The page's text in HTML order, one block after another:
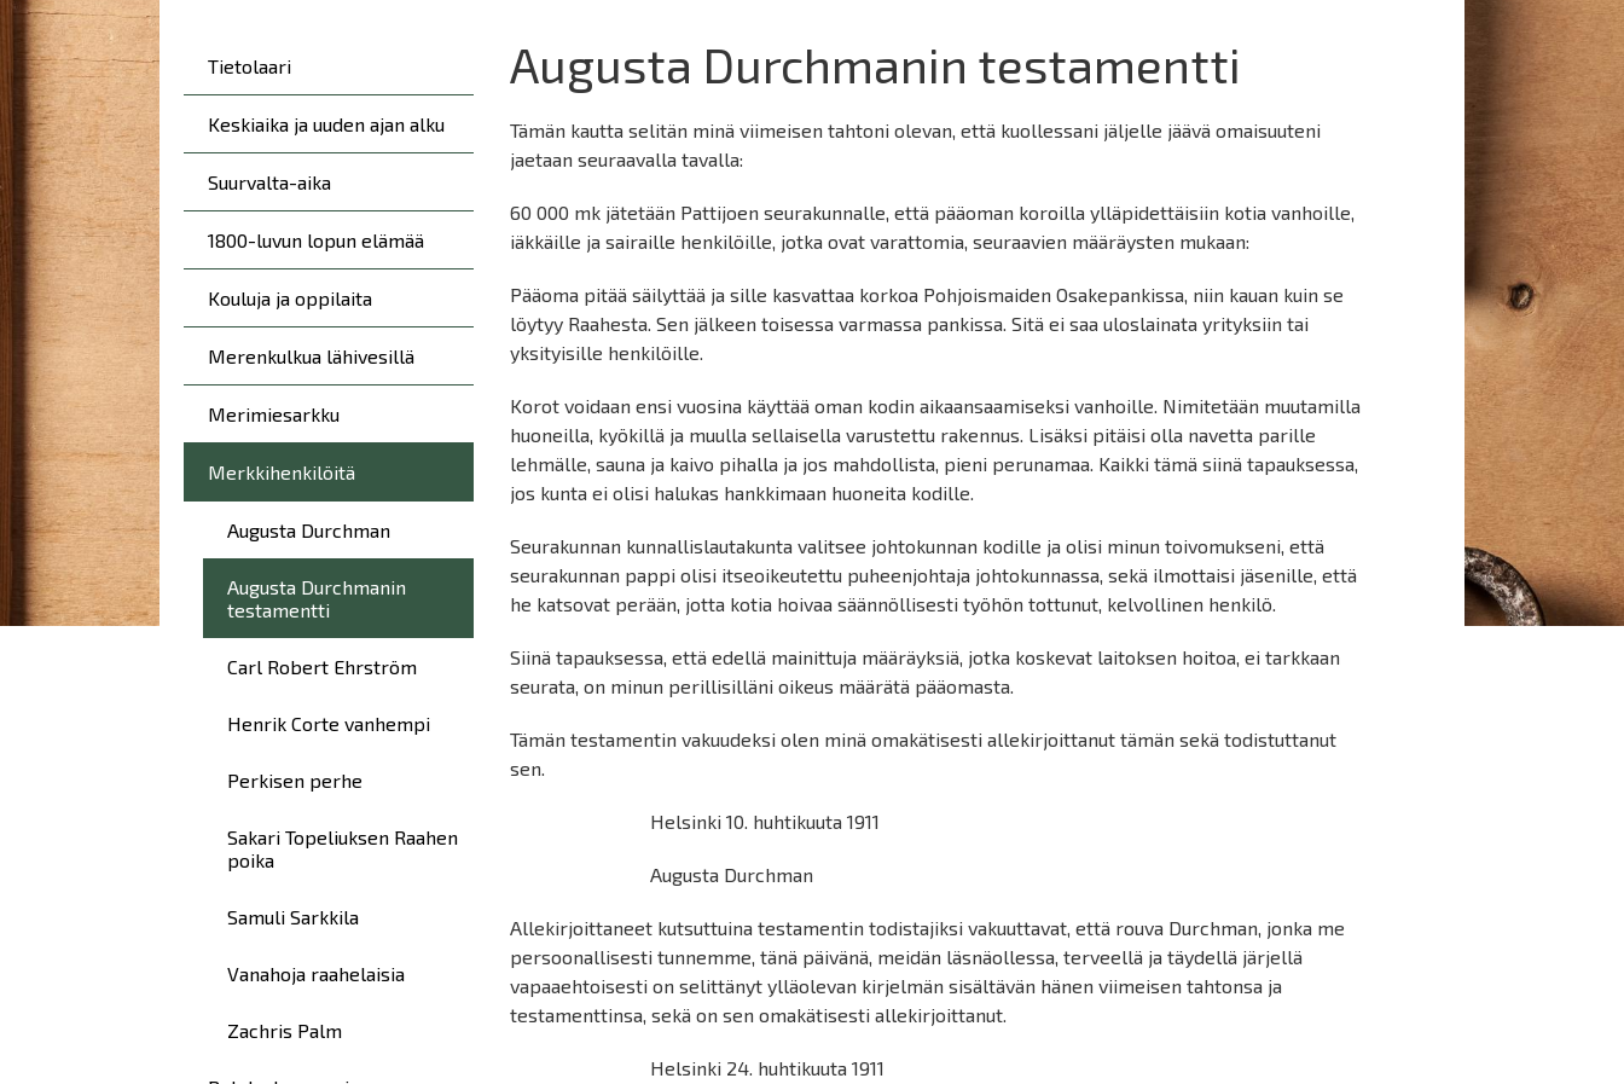
Päävalikko
Tietolaari
Keskiaika ja uuden ajan alku
Suurvalta-aika
1800-luvun lopun elämää
Kouluja ja oppilaita
Merenkulkua lähivesillä
Merimiesarkku
Merkkihenkilöitä
Augusta Durchman
Augusta Durchmanin
testamentti
Carl Robert Ehrström
Henrik Corte vanhempi
Perkisen perhe
Sakari Topeliuksen Raahen
poika
Samuli Sarkkila
Vanahoja raahelaisia
Zachris Palm
Augusta Durchmanin testamentti
Tämän kautta selitän minä viimeisen tahtoni olevan, että kuollessani jäljelle jäävä omaisuuteni
jaetaan seuraavalla tavalla:
60 000 mk jätetään Pattijoen seurakunnalle, että pääoman koroilla ylläpidettäisiin kotia vanhoille,
iäkkäille ja sairaille henkilöille, jotka ovat varattomia, seuraavien määräysten mukaan:
Pääoma pitää säilyttää ja sille kasvattaa korkoa Pohjoismaiden Osakepankissa, niin kauan kuin se
löytyy Raahesta. Sen jälkeen toisessa varmassa pankissa. Sitä ei saa uloslainata yrityksiin tai
yksityisille henkilöille.
Korot voidaan ensi vuosina käyttää oman kodin aikaansaamiseksi vanhoille. Nimitetään muutamilla
huoneilla, kyökillä ja muulla sellaisella varustettu rakennus. Lisäksi pitäisi olla navetta parille
lehmälle, sauna ja kaivo pihalla ja jos mahdollista, pieni perunamaa. Kaikki tämä siinä tapauksessa,
jos kunta ei olisi halukas hankkimaan huoneita kodille.
Seurakunnan kunnallislautakunta valitsee johtokunnan kodille ja olisi minun toivomukseni, että
seurakunnan pappi olisi itseoikeutettu puheenjohtaja johtokunnassa, sekä ilmottaisi jäsenille, että
he katsovat perään, jotta kotia hoivaa säännöllisesti työhön tottunut, kelvollinen henkilö.
Siinä tapauksessa, että edellä mainittuja määräyksiä, jotka koskevat laitoksen hoitoa, ei tarkkaan
seurata, on minun perillisilläni oikeus määrätä pääomasta.
Tämän testamentin vakuudeksi olen minä omakätisesti allekirjoittanut tämän sekä todistuttanut
sen.
Helsinki 10. huhtikuuta 1911
Augusta Durchman
Allekirjoittaneet kutsuttuina testamentin todistajiksi vakuuttavat, että rouva Durchman, jonka me
persoonallisesti tunnemme, tänä päivänä, meidän läsnäollessa, terveellä ja täydellä järjellä
vapaaehtoisesti on selittänyt ylläolevan kirjelmän sisältävän hänen viimeisen tahtonsa ja
testamenttinsa, sekä on sen omakätisesti allekirjoittanut.
Helsinki 24. huhtikuuta 1911